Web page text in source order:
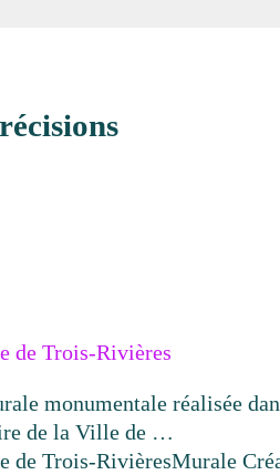
de Trois-Rivières
monumentale réalisée
de la Ville de …
de Trois-RivièresMurale